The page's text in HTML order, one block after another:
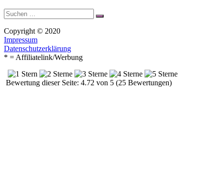
Suche
nach:
Suchen
Copyright © 2020
Impressum
Datenschutzerklärung
* = Affiliatelink/Werbung
Bewertung dieser Seite: 4.72 von 5 (25 Bewertungen)